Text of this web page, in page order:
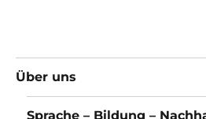
Über uns
Sprache – Bildung –